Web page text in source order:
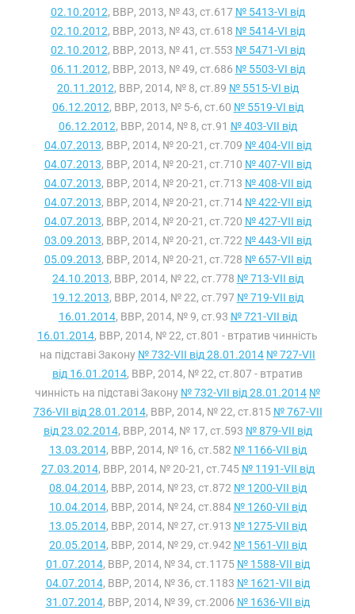
02.10.2012, ВВР, 2013, № 43, ст.617 № 5413-VI від
02.10.2012, ВВР, 2013, № 43, ст.618 № 5414-VI від
02.10.2012, ВВР, 2013, № 41, ст.553 № 5471-VI від
06.11.2012, ВВР, 2013, № 49, ст.686 № 5503-VI від
20.11.2012, ВВР, 2014, № 8, ст.89 № 5515-VI від
06.12.2012, ВВР, 2013, № 5-6, ст.60 № 5519-VI від
06.12.2012, ВВР, 2014, № 8, ст.91 № 403-VII від
04.07.2013, ВВР, 2014, № 20-21, ст.709 № 404-VII від
04.07.2013, ВВР, 2014, № 20-21, ст.710 № 407-VII від
04.07.2013, ВВР, 2014, № 20-21, ст.713 № 408-VII від
04.07.2013, ВВР, 2014, № 20-21, ст.714 № 422-VII від
04.07.2013, ВВР, 2014, № 20-21, ст.720 № 427-VII від
03.09.2013, ВВР, 2014, № 20-21, ст.722 № 443-VII від
05.09.2013, ВВР, 2014, № 20-21, ст.728 № 657-VII від
24.10.2013, ВВР, 2014, № 22, ст.778 № 713-VII від
19.12.2013, ВВР, 2014, № 22, ст.797 № 719-VII від
16.01.2014, ВВР, 2014, № 9, ст.93 № 721-VII від
16.01.2014, ВВР, 2014, № 22, ст.801 - втратив чинність
на підставі Закону № 732-VII від 28.01.2014 № 727-VII
від 16.01.2014, ВВР, 2014, № 22, ст.807 - втратив
чинність на підставі Закону № 732-VII від 28.01.2014 №
736-VII від 28.01.2014, ВВР, 2014, № 22, ст.815 № 767-VII
від 23.02.2014, ВВР, 2014, № 17, ст.593 № 879-VII від
13.03.2014, ВВР, 2014, № 16, ст.582 № 1166-VII від
27.03.2014, ВВР, 2014, № 20-21, ст.745 № 1191-VII від
08.04.2014, ВВР, 2014, № 23, ст.872 № 1200-VII від
10.04.2014, ВВР, 2014, № 24, ст.884 № 1260-VII від
13.05.2014, ВВР, 2014, № 27, ст.913 № 1275-VII від
20.05.2014, ВВР, 2014, № 29, ст.942 № 1561-VII від
01.07.2014, ВВР, 2014, № 34, ст.1175 № 1588-VII від
04.07.2014, ВВР, 2014, № 36, ст.1183 № 1621-VII від
31.07.2014, ВВР, 2014, № 39, ст.2006 № 1636-VII від